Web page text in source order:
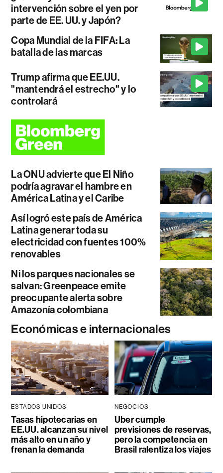
intervención sobre el yen por
parte de EE. UU. y Japón?
Copa Mundial de la FIFA: La
batalla de las marcas
Trump afirma que EE.UU.
"mantendrá el estrecho" y lo
controlará
La ONU advierte que El Niño
podría agravar el hambre en
América Latina y el Caribe
Así logró este país de América
Latina generar toda su
electricidad con fuentes 100%
renovables
Ni los parques nacionales se
salvan: Greenpeace emite
preocupante alerta sobre
Amazonía colombiana
Económicas e internacionales
ESTADOS UNIDOS
Tasas hipotecarias en
EE.UU. alcanzan su nivel
más alto en un año y
frenan la demanda
NEGOCIOS
Uber cumple
previsiones de reservas,
pero la competencia en
Brasil ralentiza los viajes